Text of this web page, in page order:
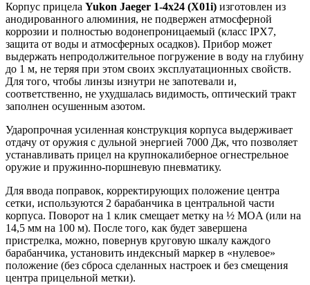
Корпус прицела Yukon Jaeger 1-4x24 (X01i) изготовлен из
анодированного алюминия, не подвержен атмосферной
коррозии и полностью водонепроницаемый (класс IPX7,
защита от воды и атмосферных осадков). Прибор может
выдержать непродолжительное погружение в воду на глубину
до 1 м, не теряя при этом своих эксплуатационных свойств.
Для того, чтобы линзы изнутри не запотевали и,
соответственно, не ухудшалась видимость, оптический тракт
заполнен осушенным азотом.
Ударопрочная усиленная конструкция корпуса выдерживает
отдачу от оружия с дульной энергией 7000 Дж, что позволяет
устанавливать прицел на крупнокалиберное огнестрельное
оружие и пружинно-поршневую пневматику.
Для ввода поправок, корректирующих положение центра
сетки, используются 2 барабанчика в центральной части
корпуса. Поворот на 1 клик смещает метку на ½ MOA (или на
14,5 мм на 100 м). После того, как будет завершена
пристрелка, можно, повернув круговую шкалу каждого
барабанчика, установить индексный маркер в «нулевое»
положение (без сброса сделанных настроек и без смещения
центра прицельной метки).